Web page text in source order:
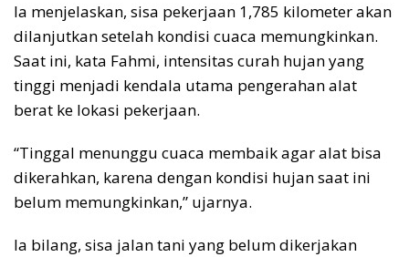
Ia menjelaskan, sisa pekerjaan 1,785 kilometer akan
dilanjutkan setelah kondisi cuaca memungkinkan.
Saat ini, kata Fahmi, intensitas curah hujan yang
tinggi menjadi kendala utama pengerahan alat
berat ke lokasi pekerjaan.
“Tinggal menunggu cuaca membaik agar alat bisa
dikerahkan, karena dengan kondisi hujan saat ini
belum memungkinkan,” ujarnya.
Ia bilang, sisa jalan tani yang belum dikerjakan